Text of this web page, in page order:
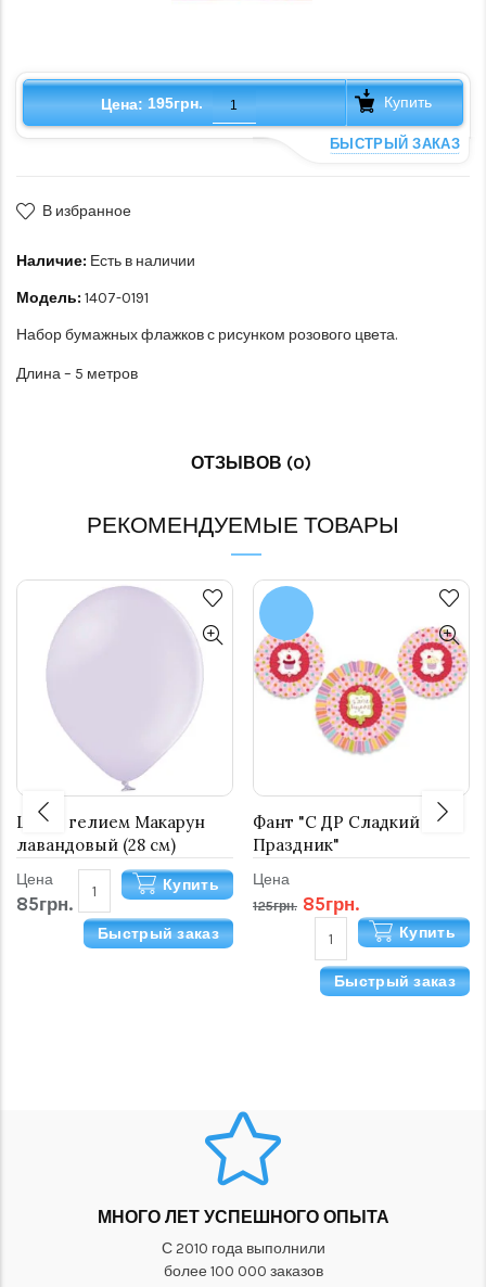
Цена: 195грн. Купить
БЫСТРЫЙ ЗАКАЗ
В избранное
Наличие: Есть в наличии
Модель: 1407-0191
Набор бумажных флажков с рисунком розового цвета.
Длина – 5 метров
ОТЗЫВОВ (0)
РЕКОМЕНДУЕМЫЕ ТОВАРЫ
Шар с гелием Макарун
лавандовый (28 см)
Цена
85грн.
Купить
Быстрый заказ
Фант "С ДР Сладкий
Праздник"
Цена
125грн. 85грн.
Купить
Быстрый заказ
МНОГО ЛЕТ УСПЕШНОГО ОПЫТА
С 2010 года выполнили
более 100 000 заказов